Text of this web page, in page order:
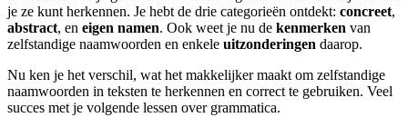
je ze kunt herkennen. Je hebt de drie categorieën ontdekt: concreet,
abstract, en eigen namen. Ook weet je nu de kenmerken van
zelfstandige naamwoorden en enkele uitzonderingen daarop.
Nu ken je het verschil, wat het makkelijker maakt om zelfstandige
naamwoorden in teksten te herkennen en correct te gebruiken. Veel
succes met je volgende lessen over grammatica.